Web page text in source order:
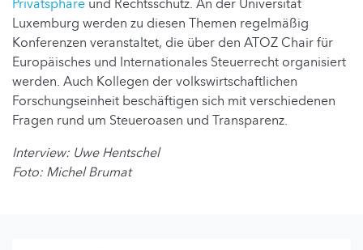
Privatsphäre und Rechtsschutz. An der Universität
Luxemburg werden zu diesen Themen regelmäßig
Konferenzen veranstaltet, die über den ATOZ Chair für
Europäisches und Internationales Steuerrecht organisiert
werden. Auch Kollegen der volkswirtschaftlichen
Forschungseinheit beschäftigen sich mit verschiedenen
Fragen rund um Steueroasen und Transparenz.
Interview: Uwe Hentschel
Foto: Michel Brumat